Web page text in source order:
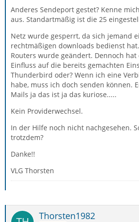
Anderes Sendeport gestet? Kenne
aus. Standartmäßig ist die 25
Netz wurde gesperrt, da sich jemand
rechtmäßigen downloads bedienst
Routers wurde geändert. Dennoch
Einfluss auf die bereits gemachten
Thunderbird oder? Wenn ich eine
habe, muss ich doch senden können.
Mails ja das ist ja das kuriose.....
Kein Providerwechsel.
In der Hilfe noch nicht nachgesehen.
trotzdem?
Danke!!
VLG Thorsten
Thorsten1982